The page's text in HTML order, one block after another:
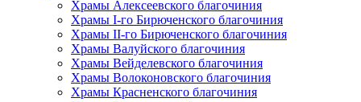
Храмы Алексеевского благочиния
Храмы I-го Бирюченского благочиния
Храмы II-го Бирюченского благочиния
Храмы Валуйского благочиния
Храмы Вейделевского благочиния
Храмы Волоконовского благочиния
Храмы Красненского благочиния